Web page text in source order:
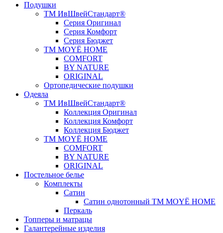
Подушки
ТМ ИвШвейСтандарт®
Серия Оригинал
Серия Комфорт
Серия Бюджет
ТМ MOYЁ HOME
COMFORT
BY NATURE
ORIGINAL
Ортопедические подушки
Одеяла
ТМ ИвШвейСтандарт®
Коллекция Оригинал
Коллекция Комфорт
Коллекция Бюджет
ТМ MOYЁ HOME
COMFORT
BY NATURE
ORIGINAL
Постельное белье
Комплекты
Сатин
Сатин однотонный ТМ MOYЁ HOME
Перкаль
Топперы и матрацы
Галантерейные изделия